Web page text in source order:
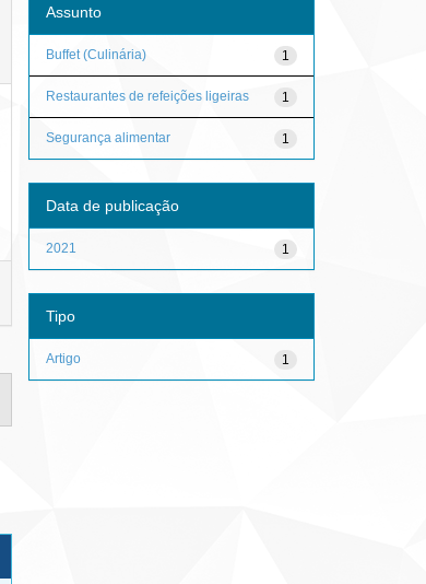
Assunto
1
Buffet (Culinária)
1
Restaurantes de refeições ligeiras
1
Segurança alimentar
Data de publicação
1
2021
Tipo
1
Artigo